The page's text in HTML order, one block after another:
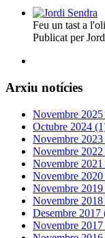
Feu un tast a
Publicat per
Arxiu notícies
Novembre
Octubre 2024
Novembre
Novembre
Novembre
Novembre
Novembre
Novembre
Desembre 2017
Novembre